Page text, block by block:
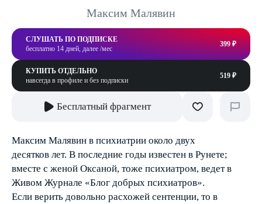
Максим Малявин
СЛУШАТЬ ПО ПОДПИСКЕ
бесплатно 14 дней, далее /мес
399 ₽
КУПИТЬ ОТДЕЛЬНО
навсегда в профиле и без подписки
519 ₽
Бесплатный фрагмент
Максим Малявин в психиатрии около двух
десятков лет. В последние годы известен в Рунете;
вместе с женой Оксаной, тоже психиатром, ведет в
Живом Журнале «Блог добрых психиатров».
Если верить довольно расхожей сентенции, то в